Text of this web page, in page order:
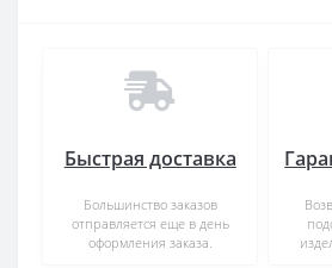
Быстрая доставка
Большинство заказов
отправляется еще в день
оформления заказа.